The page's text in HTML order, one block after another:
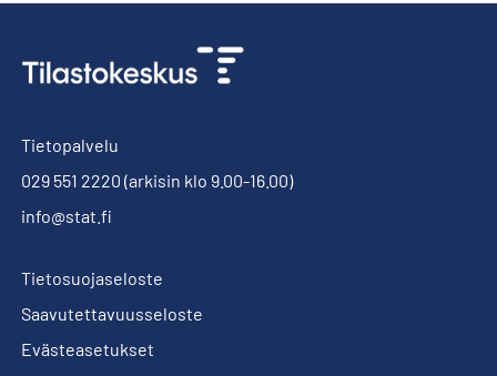
Tietopalvelu
029 551 2220 (arkisin klo 9.00-16.00)
info@stat.fi
Tietosuojaseloste
Saavutettavuusseloste
Evästeasetukset